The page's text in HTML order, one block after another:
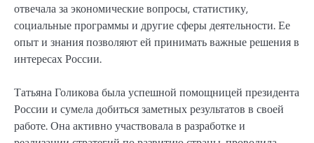
отвечала за экономические вопросы, статистику,
социальные программы и другие сферы деятельности. Ее
опыт и знания позволяют ей принимать важные решения в
интересах России.
Татьяна Голикова была успешной помощницей президента
России и сумела добиться заметных результатов в своей
работе. Она активно участвовала в разработке и